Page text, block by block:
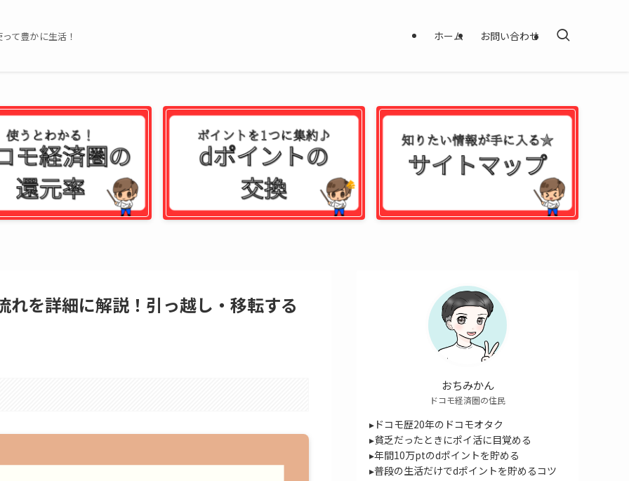
て豊かに生活！ ホーム お問い合わせ
を詳細に解説！引っ越し・移転する
おちみかん
ドコモ経済圏の住民
▸ドコモ歴20年のドコモオタク
▸貧乏だったときにポイ活に目覚める
▸年間10万ptのdポイントを貯める
▸普段の生活だけでdポイントを貯めるコツ